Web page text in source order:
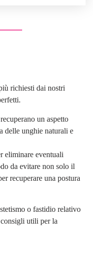
richiesti dai nostri
un aspetto
delle unghie naturali e
eliminare eventuali
da evitare non solo il
recuperare una postura
o fastidio relativo
utili per la